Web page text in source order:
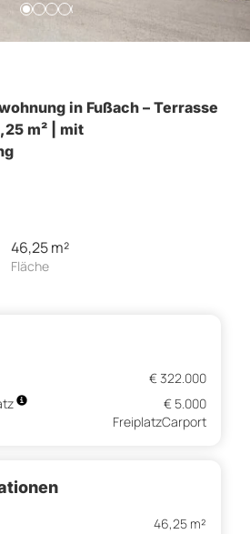
in Fußach – Terrasse
m² | mit
46,25 m²
Fläche
€ 322.000
€ 5.000
FreiplatzCarport
46,25 m²